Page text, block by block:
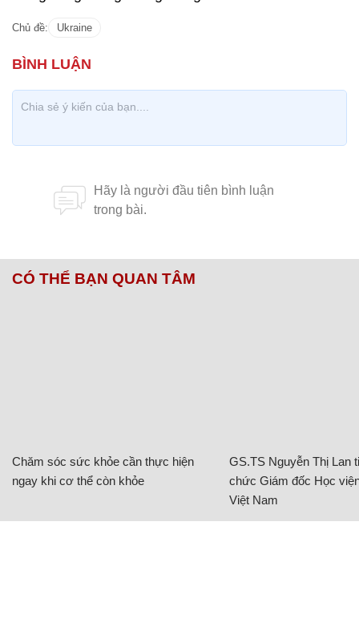
Chủ đề: Ukraine
CÓ THỂ BẠN QUAN TÂM
Chăm sóc sức khỏe cần thực hiện
ngay khi cơ thể còn khỏe
GS.TS Nguyễn Thị Lan
chức Giám đốc Học
Việt Nam